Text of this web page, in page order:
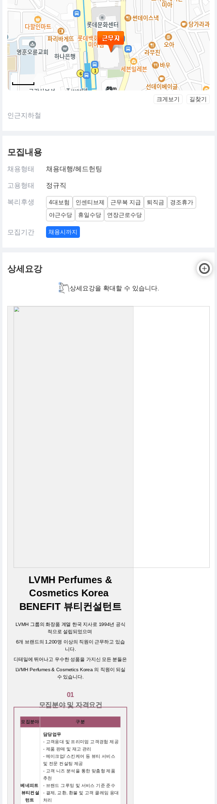
50m
크게보기 길찾기
인근지하철
모집내용
채용형태 채용대행/헤드헌팅
고용형태 정규직
복리후생 4대보험 인센티브제 근무복 지급 퇴직금
경조휴가
야근수당
휴일수당 연장근로수당
모집기간 채용시까지
상세요강
상세요강을 확대할 수 있습니다.
LVMH Perfumes &
Cosmetics Korea
BENEFIT 뷰티컨설턴트
LVMH 그룹의 화장품 계열 한국 지사로 1994년 공식
적으로 설립되었으며
6개 브랜드의 1,200명 이상의 직원이 근무하고 있습
니다.
디테일에 뛰어나고 우수한 성품을 가지신 모든 분들은
LVMH Perfumes & Cosmetics Korea 의 직원이 되실
수 있습니다.
01
모집분야 및 자격요건
모집분야 구분
베네피트
뷰티컨설
턴트
담당업무
- 고객응대 및 프리미엄 고객경험 제공
- 제품 판매 및 재고 관리
- 메이크업/ 스킨케어 등 뷰티 서비스
및 전문 컨설팅 제공
- 고객 니즈 분석을 통한 맞춤형 제품
추천
- 브랜드 그루밍 및 서비스 기준 준수
- 결제, 교환, 환불 및 고객 클레임 응대
처리